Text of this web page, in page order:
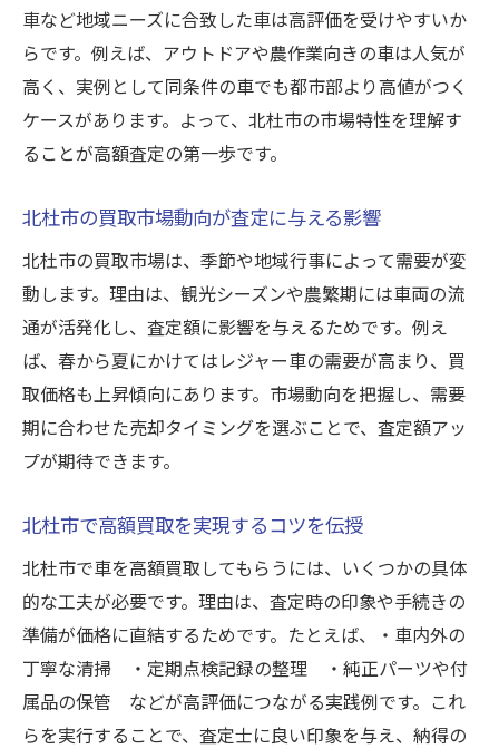
車など地域ニーズに合致した車は高評価を受けやすいか
らです。例えば、アウトドアや農作業向きの車は人気が
高く、実例として同条件の車でも都市部より高値がつく
ケースがあります。よって、北杜市の市場特性を理解す
ることが高額査定の第一歩です。
北杜市の買取市場動向が査定に与える影響
北杜市の買取市場は、季節や地域行事によって需要が変
動します。理由は、観光シーズンや農繁期には車両の流
通が活発化し、査定額に影響を与えるためです。例え
ば、春から夏にかけてはレジャー車の需要が高まり、買
取価格も上昇傾向にあります。市場動向を把握し、需要
期に合わせた売却タイミングを選ぶことで、査定額アッ
プが期待できます。
北杜市で高額買取を実現するコツを伝授
北杜市で車を高額買取してもらうには、いくつかの具体
的な工夫が必要です。理由は、査定時の印象や手続きの
準備が価格に直結するためです。たとえば、・車内外の
丁寧な清掃 ・定期点検記録の整理 ・純正パーツや付
属品の保管 などが高評価につながる実践例です。これ
らを実行することで、査定士に良い印象を与え、納得の